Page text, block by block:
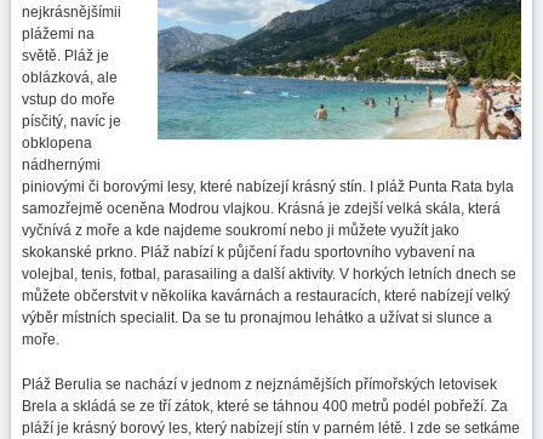
nejkrásnějšímii
plážemi na
světě. Pláž je
oblázková, ale
vstup do moře
písčitý, navíc je
obklopena
nádhernými
piniovými či borovými lesy, které nabízejí krásný stín. I pláž Punta Rata byla
samozřejmě oceněna Modrou vlajkou. Krásná je zdejší velká skála, která
vyčnívá z moře a kde najdeme soukromí nebo ji můžete využít jako
skokanské prkno. Pláž nabízí k půjčení řadu sportovního vybavení na
volejbal, tenis, fotbal, parasailing a další aktivity. V horkých letních dnech se
můžete občerstvit v několika kavárnách a restauracích, které nabízejí velký
výběr místních specialit. Da se tu pronajmou lehátko a užívat si slunce a
moře.
Pláž Berulia se nachází v jednom z nejznámějších přímořských letovisek
Brela a skládá se ze tří zátok, které se táhnou 400 metrů podél pobřeží. Za
pláží je krásný borový les, který nabízejí stín v parném létě. I zde se setkáme